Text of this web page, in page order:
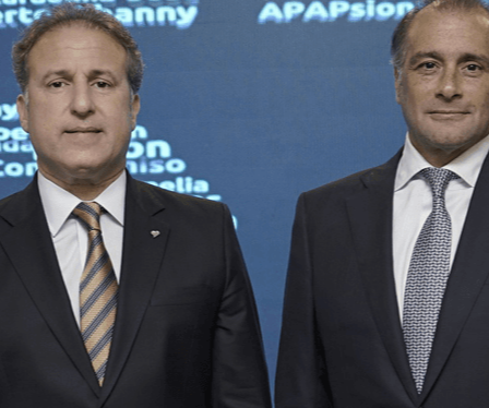
Inicio Prensa Apap celebra su 57 aniversario